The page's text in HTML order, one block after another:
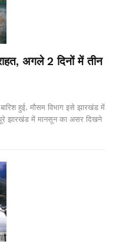
अगले 2 दिनों में तीन
हुई. मौसम विभाग इसे झारखंड में
झारखंड में मानसून का असर दिखने